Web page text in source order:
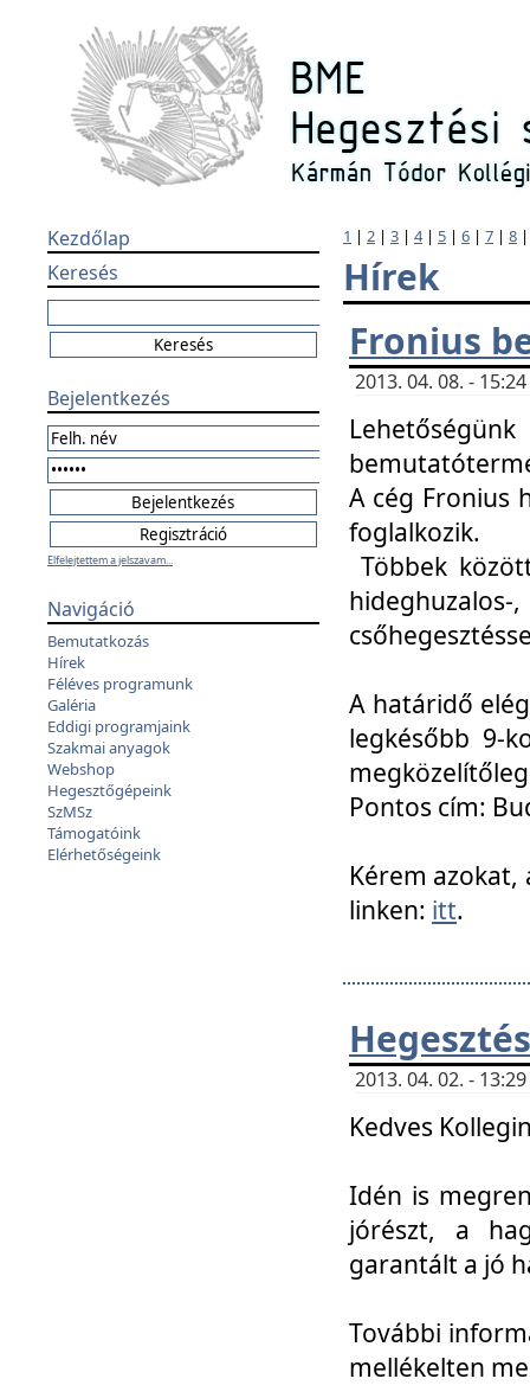
Kezdőlap
Keresés
Bejelentkezés
Elfelejtettem a jelszavam...
Navigáció
Bemutatkozás
Hírek
Féléves programunk
Galéria
Eddigi programjaink
Szakmai anyagok
Webshop
Hegesztőgépeink
SzMSz
Támogatóink
Elérhetőségeink
1 | 2 | 3 | 4| 5 | 6 | 7 | 8
Hírek
Fronius
2013. 04. 08. -
A cég Fronius
foglalkozik.
Többek
A határidő
legkésőbb 9-
Pontos cím:
Kérem azokat,
linken: itt.
2013. 04. 02. -
Kedves
Idén is
jórészt, a
garantált a jó
További
mellékelten